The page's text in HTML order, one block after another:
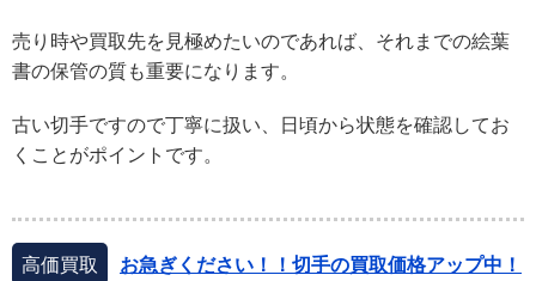
売り時や買取先を見極めたいのであれば、それまでの絵葉
書の保管の質も重要になります。
古い切手ですので丁寧に扱い、日頃から状態を確認してお
くことがポイントです。
高価買取
お急ぎください！！切手の買取価格アップ中！